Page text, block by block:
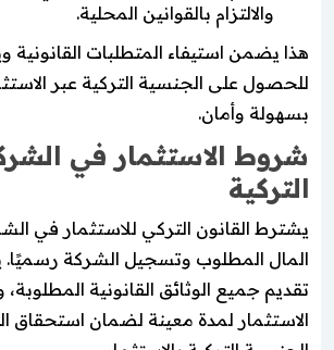
والالتزام بالقوانين المحلية.
هذا يضمن استيفاء المتطلبات القانونية
للحصول على الجنسية التركية عبر
بسهولة وأمان.
شروط الاستثمار في
التركية
يشترط القانون التركي للاستثمار في
المال المطلوب وتسجيل الشركة
تقديم جميع الوثائق القانونية
الاستثمار لمدة معينة لضمان استحقاق